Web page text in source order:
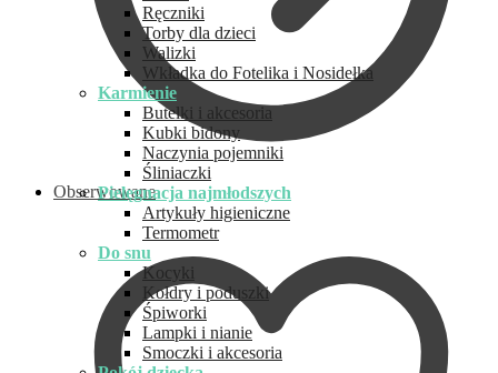
Obserwowane
Ręczniki
Torby dla dzieci
Walizki
Wkładka do Fotelika i Nosidełka
Karmienie
Butelki i akcesoria
Kubki bidony
Naczynia pojemniki
Śliniaczki
Pielęgnacja najmłodszych
Artykuły higieniczne
Termometr
Do snu
Kocyki
Kołdry i poduszki
Śpiworki
Lampki i nianie
Smoczki i akcesoria